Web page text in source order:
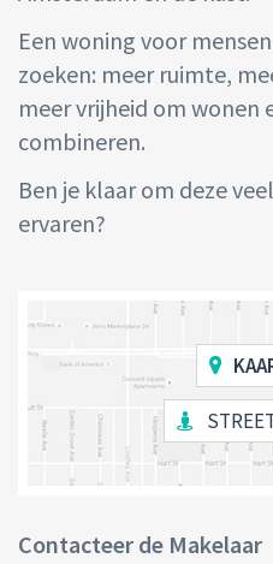
Een woning voor
zoeken: meer ruimte,
meer vrijheid om wonen
combineren.
Ben je klaar om deze
ervaren?
Contacteer de Makelaar